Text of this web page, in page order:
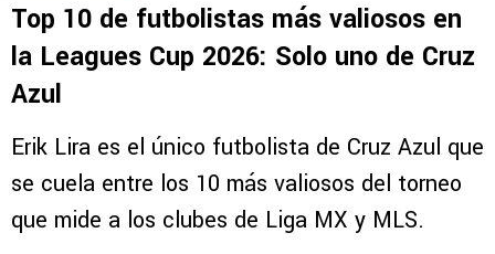
Top 10 de futbolistas más valiosos en
la Leagues Cup 2026: Solo uno de Cruz
Azul
Erik Lira es el único futbolista de Cruz Azul que
se cuela entre los 10 más valiosos del torneo
que mide a los clubes de Liga MX y MLS.